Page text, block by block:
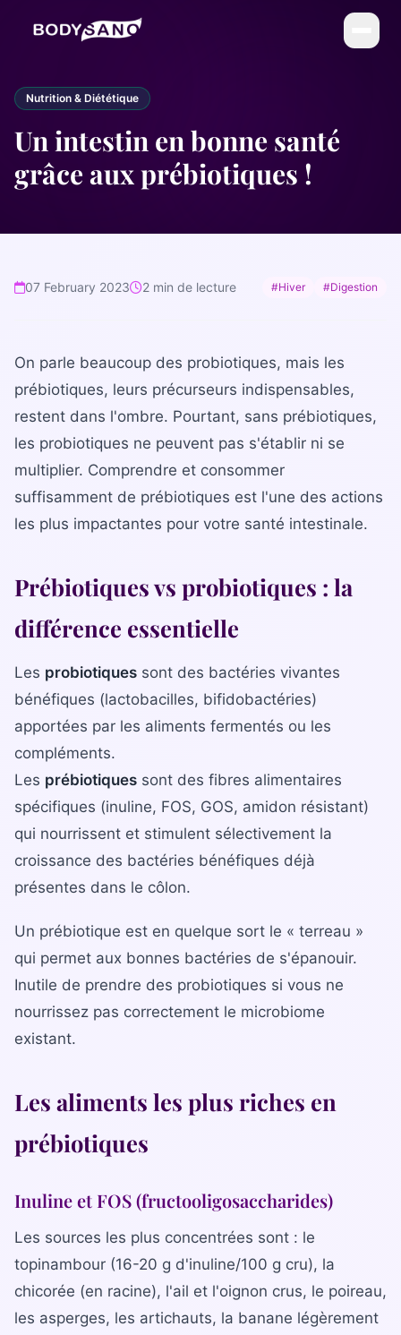
DIÉTÉTIQUE
La Méthode BodySano
Calories par activité
Calories par aliment
Soins esthétiques
COMPLÉMENTS
La gamme complète
La Diet Box
Recettes
FRANCHISE
Reconversion professionnelle
Nos centres
Contact
Bilan diététique
Nutrition & Diététique
Un intestin en bonne santé
grâce aux prébiotiques !
07 February 2023 2 min de lecture #Hiver #Digestion
On parle beaucoup des probiotiques, mais les
prébiotiques, leurs précurseurs indispensables,
restent dans l'ombre. Pourtant, sans prébiotiques,
les probiotiques ne peuvent pas s'établir ni se
multiplier. Comprendre et consommer
suffisamment de prébiotiques est l'une des actions
les plus impactantes pour votre santé intestinale.
Prébiotiques vs probiotiques : la
différence essentielle
Les probiotiques sont des bactéries vivantes
bénéfiques (lactobacilles, bifidobactéries)
apportées par les aliments fermentés ou les
compléments.
Les prébiotiques sont des fibres alimentaires
spécifiques (inuline, FOS, GOS, amidon résistant)
qui nourrissent et stimulent sélectivement la
croissance des bactéries bénéfiques déjà
présentes dans le côlon.
Un prébiotique est en quelque sort le « terreau »
qui permet aux bonnes bactéries de s'épanouir.
Inutile de prendre des probiotiques si vous ne
nourrissez pas correctement le microbiome
existant.
Les aliments les plus riches en
prébiotiques
Inuline et FOS (fructooligosaccharides)
Les sources les plus concentrées sont : le
topinambour (16-20 g d'inuline/100 g cru), la
chicorée (en racine), l'ail et l'oignon crus, le poireau,
les asperges, les artichauts, la banane légèrement